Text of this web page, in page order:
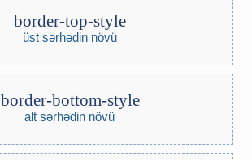
border-top-style
üst sərhədin növü
border-bottom-style
alt sərhədin növü